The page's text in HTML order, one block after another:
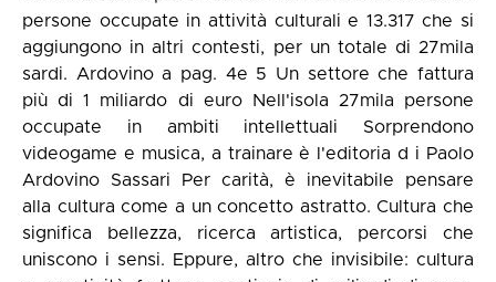
persone occupate in attività culturali e 13.317 che si
aggiungono in altri contesti, per un totale di 27mila
sardi. Ardovino a pag. 4e 5 Un settore che fattura
più di 1 miliardo di euro Nell'isola 27mila persone
occupate in ambiti intellettuali Sorprendono
videogame e musica, a trainare è l'editoria d i Paolo
Ardovino Sassari Per carità, è inevitabile pensare
alla cultura come a un concetto astratto. Cultura che
significa bellezza, ricerca artistica, percorsi che
uniscono i sensi. Eppure, altro che invisibile: cultura